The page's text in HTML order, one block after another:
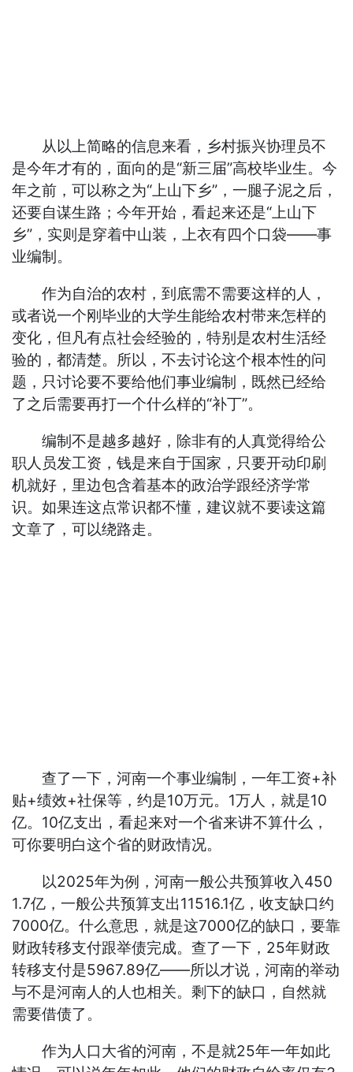
从以上简略的信息来看，乡村振兴协理员不
是今年才有的，面向的是“新三届”高校毕业生。今
年之前，可以称之为“上山下乡”，一腿子泥之后，
还要自谋生路；今年开始，看起来还是“上山下
乡”，实则是穿着中山装，上衣有四个口袋——事
业编制。
作为自治的农村，到底需不需要这样的人，
或者说一个刚毕业的大学生能给农村带来怎样的
变化，但凡有点社会经验的，特别是农村生活经
验的，都清楚。所以，不去讨论这个根本性的问
题，只讨论要不要给他们事业编制，既然已经给
了之后需要再打一个什么样的“补丁”。
编制不是越多越好，除非有的人真觉得给公
职人员发工资，钱是来自于国家，只要开动印刷
机就好，里边包含着基本的政治学跟经济学常
识。如果连这点常识都不懂，建议就不要读这篇
文章了，可以绕路走。
查了一下，河南一个事业编制，一年工资+补
贴+绩效+社保等，约是10万元。1万人，就是10
亿。10亿支出，看起来对一个省来讲不算什么，
可你要明白这个省的财政情况。
以2025年为例，河南一般公共预算收入450
1.7亿，一般公共预算支出11516.1亿，收支缺口约
7000亿。什么意思，就是这7000亿的缺口，要靠
财政转移支付跟举债完成。查了一下，25年财政
转移支付是5967.89亿——所以才说，河南的举动
与不是河南人的人也相关。剩下的缺口，自然就
需要借债了。
作为人口大省的河南，不是就25年一年如此